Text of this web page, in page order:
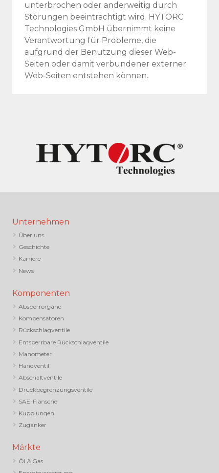
unterbrochen oder anderweitig durch
Störungen beeinträchtigt wird. HYTORC
Technologies GmbH übernimmt keine
Verantwortung für Probleme, die
aufgrund der Benutzung dieser Web-
Seiten oder damit verbundener externer
Web-Seiten entstehen können.
Unternehmen
Über uns
Geschichte
Karriere
News
Komponenten
Absperrorgane
Kompensatoren
Rückschlagventile
Entsperrbare Rückschlagventile
Manometer
Handventil
Abschaltventile
Druckbegrenzungsventile
SAE-Flansche
Kupplungen
Zuganker
Märkte
Öl & Gas